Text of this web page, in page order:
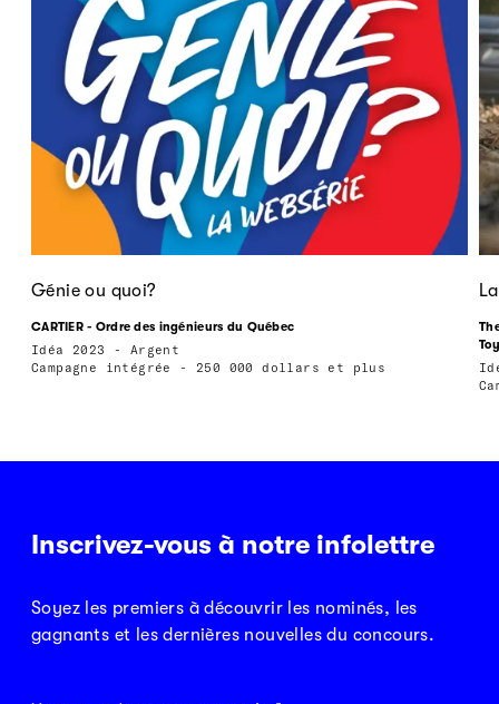
Génie ou quoi?
CARTIER - Ordre des ingénieurs du Québec
Idéa 2023 - Argent
Campagne intégrée - 250 000 dollars et plus
Inscrivez-vous à notre infolettre
Soyez les premiers à découvrir les nominés, les
gagnants et les dernières nouvelles du concours.